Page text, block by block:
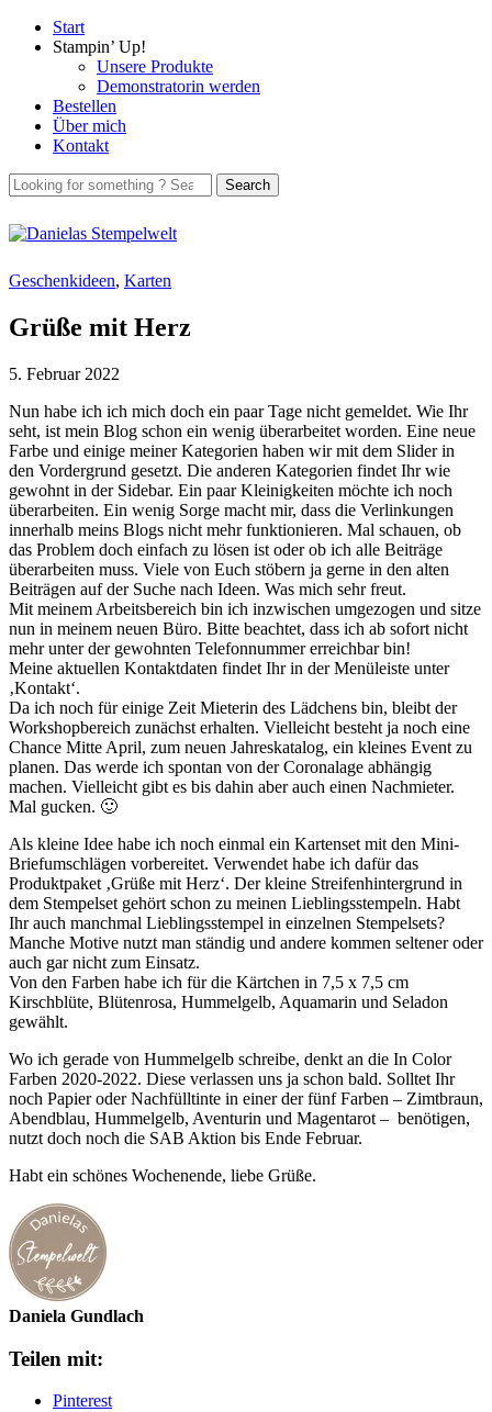
Start
Stampin’ Up!
Unsere Produkte
Demonstratorin werden
Bestellen
Über mich
Kontakt
Geschenkideen, Karten
Grüße mit Herz
5. Februar 2022
Nun habe ich ich mich doch ein paar Tage nicht gemeldet. Wie Ihr
seht, ist mein Blog schon ein wenig überarbeitet worden. Eine neue
Farbe und einige meiner Kategorien haben wir mit dem Slider in
den Vordergrund gesetzt. Die anderen Kategorien findet Ihr wie
gewohnt in der Sidebar. Ein paar Kleinigkeiten möchte ich noch
überarbeiten. Ein wenig Sorge macht mir, dass die Verlinkungen
innerhalb meins Blogs nicht mehr funktionieren. Mal schauen, ob
das Problem doch einfach zu lösen ist oder ob ich alle Beiträge
überarbeiten muss. Viele von Euch stöbern ja gerne in den alten
Beiträgen auf der Suche nach Ideen. Was mich sehr freut.
Mit meinem Arbeitsbereich bin ich inzwischen umgezogen und sitze
nun in meinem neuen Büro. Bitte beachtet, dass ich ab sofort nicht
mehr unter der gewohnten Telefonnummer erreichbar bin!
Meine aktuellen Kontaktdaten findet Ihr in der Menüleiste unter
‚Kontakt‘.
Da ich noch für einige Zeit Mieterin des Lädchens bin, bleibt der
Workshopbereich zunächst erhalten. Vielleicht besteht ja noch eine
Chance Mitte April, zum neuen Jahreskatalog, ein kleines Event zu
planen. Das werde ich spontan von der Coronalage abhängig
machen. Vielleicht gibt es bis dahin aber auch einen Nachmieter.
Mal gucken. 🙂
Als kleine Idee habe ich noch einmal ein Kartenset mit den Mini-
Briefumschlägen vorbereitet. Verwendet habe ich dafür das
Produktpaket ‚Grüße mit Herz‘. Der kleine Streifenhintergrund in
dem Stempelset gehört schon zu meinen Lieblingsstempeln. Habt
Ihr auch manchmal Lieblingsstempel in einzelnen Stempelsets?
Manche Motive nutzt man ständig und andere kommen seltener oder
auch gar nicht zum Einsatz.
Von den Farben habe ich für die Kärtchen in 7,5 x 7,5 cm
Kirschblüte, Blütenrosa, Hummelgelb, Aquamarin und Seladon
gewählt.
Wo ich gerade von Hummelgelb schreibe, denkt an die In Color
Farben 2020-2022. Diese verlassen uns ja schon bald. Solltet Ihr
noch Papier oder Nachfülltinte in einer der fünf Farben – Zimtbraun,
Abendblau, Hummelgelb, Aventurin und Magentarot – benötigen,
nutzt doch noch die SAB Aktion bis Ende Februar.
Habt ein schönes Wochenende, liebe Grüße.
Daniela Gundlach
Teilen mit:
Pinterest